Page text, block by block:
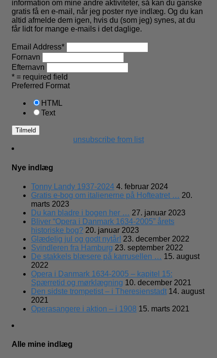
information om mine andre aktiviteter, så kan du ganske
gratis få en e-mail, når jeg poster nye indlæg. Og du kan
altid afmelde dem igen, hvis du (som jeg) synes, at du
får lidt for mange e-mails i det daglige.
Email Address*
Fornavn
Efternavn
* = required field
Preferred Format
HTML
Text
unsubscribe from list
Nye indlæg
Tonny Landy 1937-2024 4. februar 2024
Gratis e-bog om italienerne på Hofteatret … 20.
marts 2023
Du kan bladre i bogen her … 27. januar 2023
Bliver “Opera i Danmark 1634-2005” årets
historiske bog? 20. januar 2023
Glædelig jul og godt nytår! 23. december 2022
Svindleren fra Hamburg 23. september 2022
De stakkels blæsere på karrusellen … 15. august
2022
Opera i Danmark 1634-2005 – kapitel 15:
Spærretid og mørklægning 10. december 2021
Den sidste trompetist – i Theresienstadt 14. august
2021
Operasangere i aktion – i 1908 15. marts 2021
Alle mine indlæg